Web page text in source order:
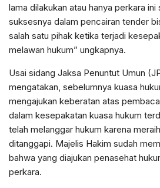
lama dilakukan atau hanya perkara
suksesnya dalam pencairan tender
salah satu pihak ketika terjadi
melawan hukum” ungkapnya.
Usai sidang Jaksa Penuntut Umun
mengatakan, sebelumnya kuasa
mengajukan keberatan atas
dalam kesepakatan kuasa hukum
telah melanggar hukum karena
ditanggapi. Majelis Hakim sudah
bahwa yang diajukan penasehat
perkara.